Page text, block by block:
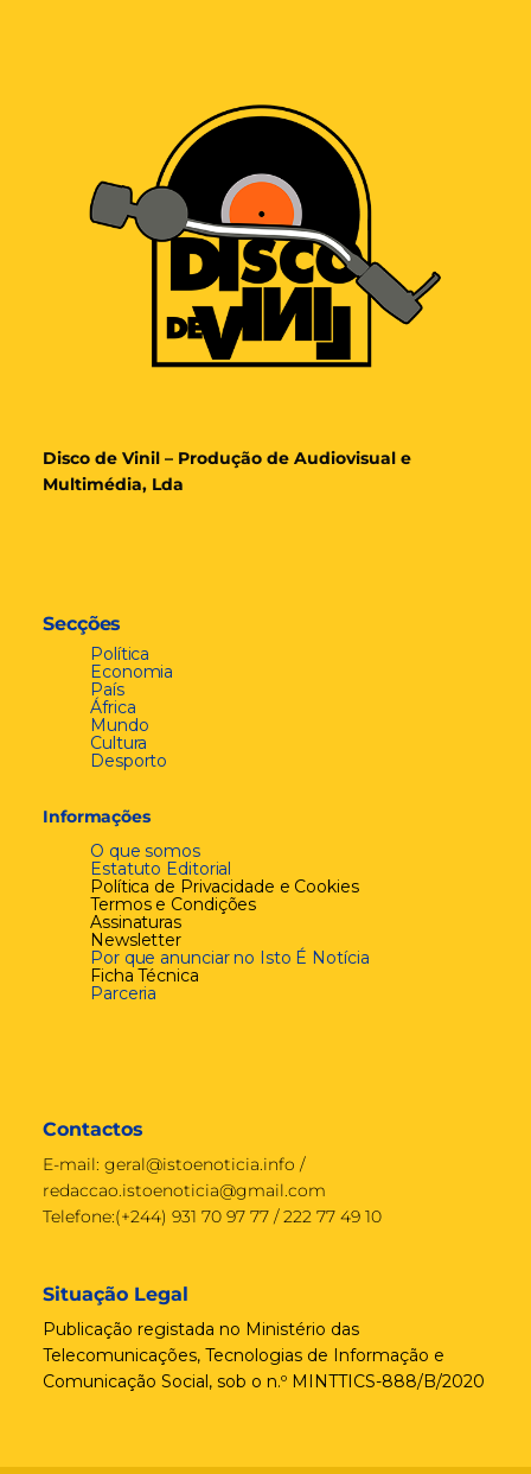
Disco de Vinil – Produção de Audiovisual e
Multimédia, Lda
Secções
Política
Economia
País
África
Mundo
Cultura
Desporto
Informações
O que somos
Estatuto Editorial
Política de Privacidade e Cookies
Termos e Condições
Assinaturas
Newsletter
Por que anunciar no Isto É Notícia
Ficha Técnica
Parceria
Contactos
E-mail: geral@istoenoticia.info /
redaccao.istoenoticia@gmail.com
Telefone:(+244) 931 70 97 77 / 222 77 49 10
Situação Legal
Publicação registada no Ministério das
Telecomunicações, Tecnologias de Informação e
Comunicação Social, sob o n.º MINTTICS-888/B/2020